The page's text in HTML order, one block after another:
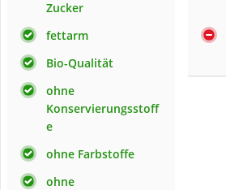
Zucker
fettarm
Bio-Qualität
ohne
Konservierungsstoff
e
ohne Farbstoffe
ohne